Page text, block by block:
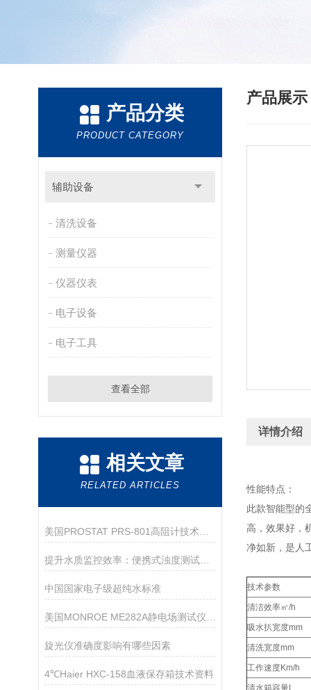
产品分类
PRODUCT CATEGORY
辅助设备
清洗设备
测量仪器
仪器仪表
电子设备
电子工具
查看全部
相关文章
RELATED ARTICLES
美国PROSTAT PRS-801高阻计技术参数
中国国家电子级超纯水标准
旋光仪准确度影响有哪些因素
4℃Haier HXC-158血液保存箱技术资料
产品展示
详情介绍
性能特点：
此款智能型的
高，效果好，
净如新，是人
技术参数
清洁效率㎡/h
吸水扒宽度mm
清洗宽度mm
工作速度Km/h
清水箱容量L